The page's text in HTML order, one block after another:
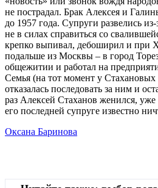
не пострадал. Брак Алексея и
до 1957 года. Супруги развелись
не в силах справиться со
крепко выпивал, дебоширил и при
подальше из Москвы – в город
общежитии и работал на
Семья (на тот момент у
отказалась последовать за ним и
раз Алексей Стаханов женился,
его последней супруге известно
Оксана Баринова